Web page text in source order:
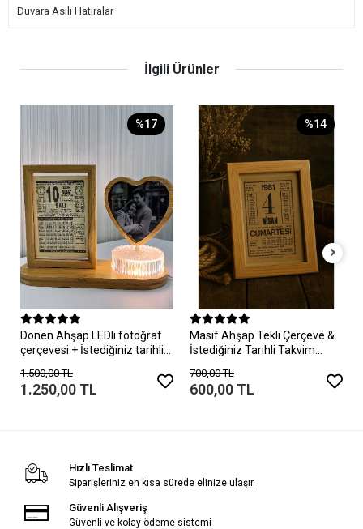
Duvara Asılı Hatıralar
İlgili Ürünler
%17
Dönen Ahşap LEDli fotoğraf
çerçevesi + İstediğiniz tarihli
1.500,00 TL
1.250,00 TL
%14
Masif Ahşap Tekli Çerçeve &
İstediğiniz Tarihli Takvim
700,00 TL
600,00 TL
Hızlı Teslimat
Siparişleriniz en kısa sürede elinize ulaşır.
Güvenli Alışveriş
Güvenli ve kolay ödeme sistemi